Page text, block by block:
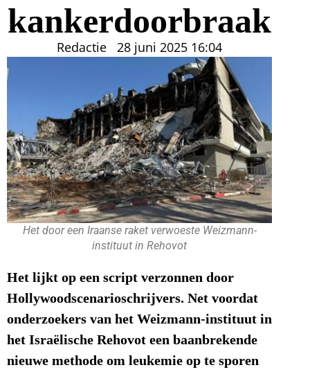
kankerdoorbraak
Redactie 28 juni 2025 16:04
Het door een Iraanse raket verwoeste Weizmann-
instituut in Rehovot
Het lijkt op een script verzonnen door
Hollywoodscenarioschrijvers. Net voordat
onderzoekers van het Weizmann-instituut in
het Israëlische Rehovot een baanbrekende
nieuwe methode om leukemie op te sporen